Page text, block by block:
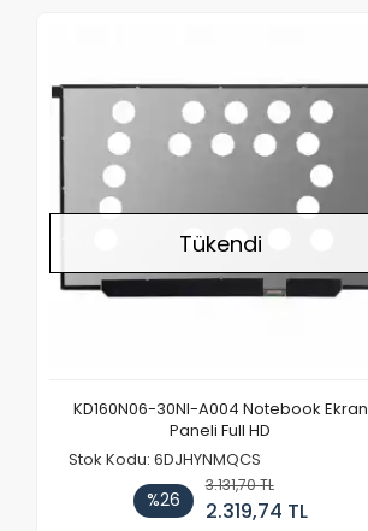
Tükendi
KD160N06-30NI-A004 Notebook Ekran
Paneli Full HD
Stok Kodu: 6DJHYNMQCS
%26
3.131,70 TL
2.319,74 TL